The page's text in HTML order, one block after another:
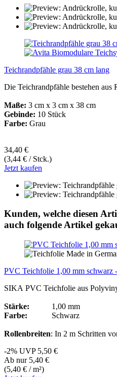
Teichrandpfähle grau 38 cm lang
Die Teichrandpfähle bestehen aus
Maße: 3 cm x 3 cm x 38 cm
Gebinde: 10 Stück
Farbe: Grau
34,40 €
(3,44 € / Stck.)
Jetzt kaufen
Kunden, welche diesen
auch folgende Artikel
PVC Teichfolie 1,00 mm schwarz
SIKA PVC Teichfolie aus
Stärke: 1,00 mm
Farbe: Schwarz
Rollenbreiten: In 2 m Schritten
-2% UVP 5,50 €
Ab nur 5,40 €
(5,40 € / m²)